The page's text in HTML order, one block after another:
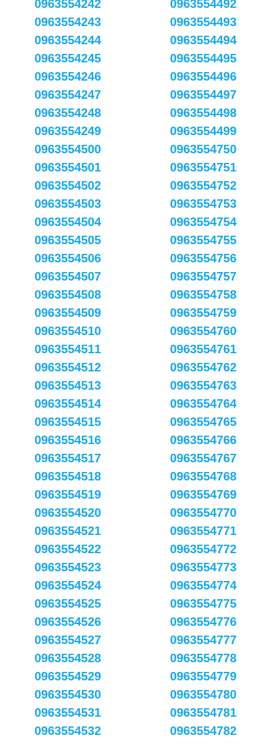
0963554242
0963554243
0963554244
0963554245
0963554246
0963554247
0963554248
0963554249
0963554492
0963554493
0963554494
0963554495
0963554496
0963554497
0963554498
0963554499
0963554500
0963554501
0963554502
0963554503
0963554504
0963554505
0963554506
0963554507
0963554508
0963554509
0963554510
0963554511
0963554512
0963554513
0963554514
0963554515
0963554516
0963554517
0963554518
0963554519
0963554520
0963554521
0963554522
0963554523
0963554524
0963554525
0963554526
0963554527
0963554528
0963554529
0963554530
0963554531
0963554532
0963554750
0963554751
0963554752
0963554753
0963554754
0963554755
0963554756
0963554757
0963554758
0963554759
0963554760
0963554761
0963554762
0963554763
0963554764
0963554765
0963554766
0963554767
0963554768
0963554769
0963554770
0963554771
0963554772
0963554773
0963554774
0963554775
0963554776
0963554777
0963554778
0963554779
0963554780
0963554781
0963554782